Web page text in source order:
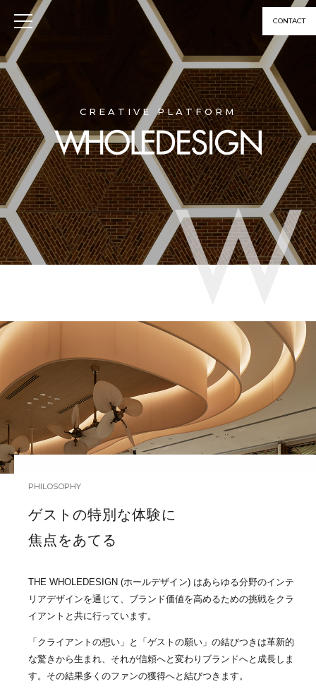
CONTACT
CREATIVE PLATFORM
PHILOSOPHY
ゲストの特別な体験に
焦点をあてる
THE WHOLEDESIGN (ホールデザイン) はあらゆる分野のインテ
リアデザインを通じて、ブランド価値を高めるための挑戦をクラ
イアントと共に行っています。
「クライアントの想い」と「ゲストの願い」の結びつきは革新的
な驚きから生まれ、それが信頼へと変わりブランドへと成長しま
す。その結果多くのファンの獲得へと結びつきます。